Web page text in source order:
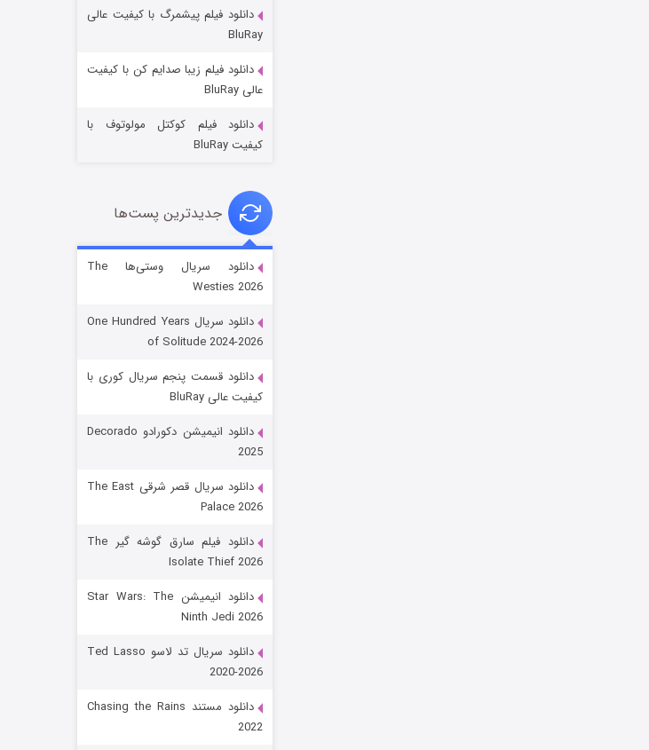
جادوگری در مغولستان
قسمت۶ (زیرنویس)
رویایی برای تو
قسمت ۱۵ (دوبله)
دانلود فیلم پیشمرگ با کیفیت عالی
BluRay
دانلود فیلم زیبا صدایم کن با کیفیت
عالی BluRay
دانلود فیلم کوکتل مولوتوف با
کیفیت BluRay
جدیدترین پست‌ها
دانلود سریال وستی‌ها The
Westies 2026
دانلود سریال One Hundred Years
of Solitude 2024-2026
دانلود قسمت پنجم سریال کوری با
کیفیت عالی BluRay
دانلود انیمیشن دکورادو Decorado
2025
دانلود سریال قصر شرقی The East
Palace 2026
دانلود فیلم سارق گوشه گیر The
Isolate Thief 2026
دانلود انیمیشن Star Wars: The
Ninth Jedi 2026
دانلود سریال تد لاسو Ted Lasso
2020-2026
دانلود مستند Chasing the Rains
2022